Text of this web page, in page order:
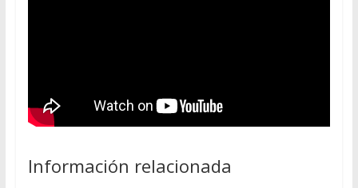
Información relacionada